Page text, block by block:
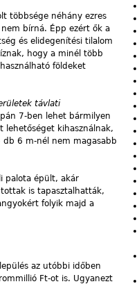
többsége néhány ezres
bírná. Épp ezért ők a
és elidegenítési tilalom
hogy a minél több
földeket
távlati
7-ben lehet bármilyen
lehetőséget kihasználnak,
db 6 m-nél nem magasabb
palota épült, akár
is tapasztalhatták,
folyik majd a
az utóbbi időben
Ft-ot is. Ugyanezt